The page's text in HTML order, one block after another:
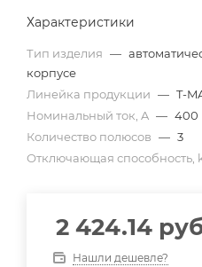
Характеристики
Тип изделия —
корпусе
Линейка продукции — T-
Номинальный ток, A — 400
Количество полюсов — 3
Отключающая способность,
2 424.14
Нашли дешевле?